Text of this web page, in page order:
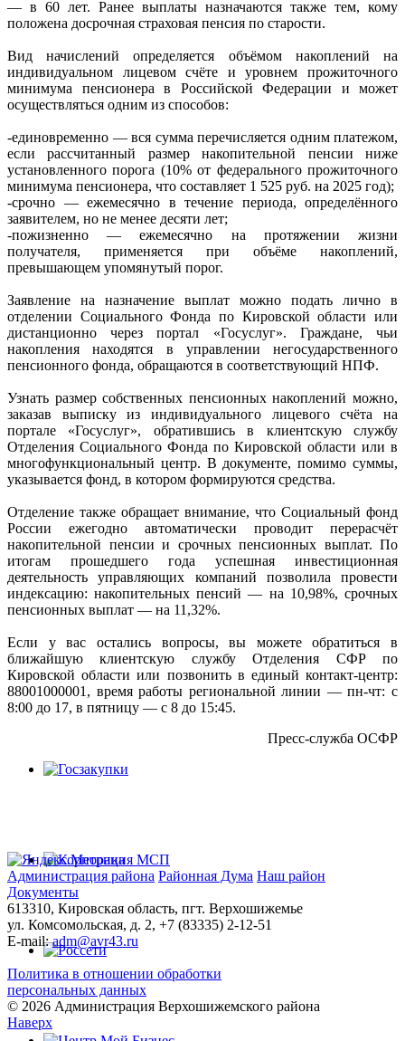
— в 60 лет. Ранее выплаты назначаются также тем, кому
положена досрочная страховая пенсия по старости.
Вид начислений определяется объёмом накоплений на
индивидуальном лицевом счёте и уровнем прожиточного
минимума пенсионера в Российской Федерации и может
осуществляться одним из способов:
-единовременно — вся сумма перечисляется одним платежом,
если рассчитанный размер накопительной пенсии ниже
установленного порога (10% от федерального прожиточного
минимума пенсионера, что составляет 1 525 руб. на 2025 год);
-срочно — ежемесячно в течение периода, определённого
заявителем, но не менее десяти лет;
-пожизненно — ежемесячно на протяжении жизни
получателя, применяется при объёме накоплений,
превышающем упомянутый порог.
Заявление на назначение выплат можно подать лично в
отделении Социального Фонда по Кировской области или
дистанционно через портал «Госуслуг». Граждане, чьи
накопления находятся в управлении негосударственного
пенсионного фонда, обращаются в соответствующий НПФ.
Узнать размер собственных пенсионных накоплений можно,
заказав выписку из индивидуального лицевого счёта на
портале «Госуслуг», обратившись в клиентскую службу
Отделения Социального Фонда по Кировской области или в
многофункциональный центр. В документе, помимо суммы,
указывается фонд, в котором формируются средства.
Отделение также обращает внимание, что Социальный фонд
России ежегодно автоматически проводит перерасчёт
накопительной пенсии и срочных пенсионных выплат. По
итогам прошедшего года успешная инвестиционная
деятельность управляющих компаний позволила провести
индексацию: накопительных пенсий — на 10,98%, срочных
пенсионных выплат — на 11,32%.
Если у вас остались вопросы, вы можете обратиться в
ближайшую клиентскую службу Отделения СФР по
Кировской области или позвонить в единый контакт-центр:
88001000001, время работы региональной линии — пн-чт: с
8:00 до 17, в пятницу — с 8 до 15:45.
Пресс-служба ОСФР
Администрация района Районная Дума Наш район
Документы
613310, Кировская область, пгт. Верхошижемье
ул. Комсомольская, д. 2, +7 (83335) 2-12-51
E-mail:adm@avr43.ru
Политика в отношении обработки
персональных данных
© 2026 Администрация Верхошижемского района
Наверх